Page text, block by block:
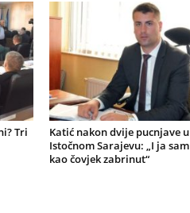
Tri
Katić nakon dvije pucnjave u
Istočnom Sarajevu: „I ja sam
kao čovjek zabrinut“